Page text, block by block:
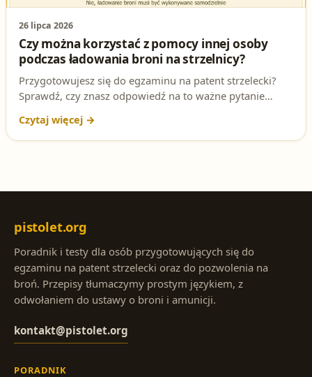
26 lipca 2026
Czy można korzystać z pomocy innej osoby
podczas ładowania broni na strzelnicy?
Przygotowujesz się do egzaminu na patent strzelecki?
Sprawdź, czy znasz odpowiedź na to ważne pytanie
zwiększ swoje szanse na zdobycie pozwolenia na broń!
pistolet.org
Poradnik i testy dla osób przygotowujących się do
egzaminu na patent strzelecki oraz do pozwolenia na
broń. Przepisy tłumaczymy prostym językiem, z
odwołaniem do ustawy o broni i amunicji.
kontakt@pistolet.org
PORADNIK